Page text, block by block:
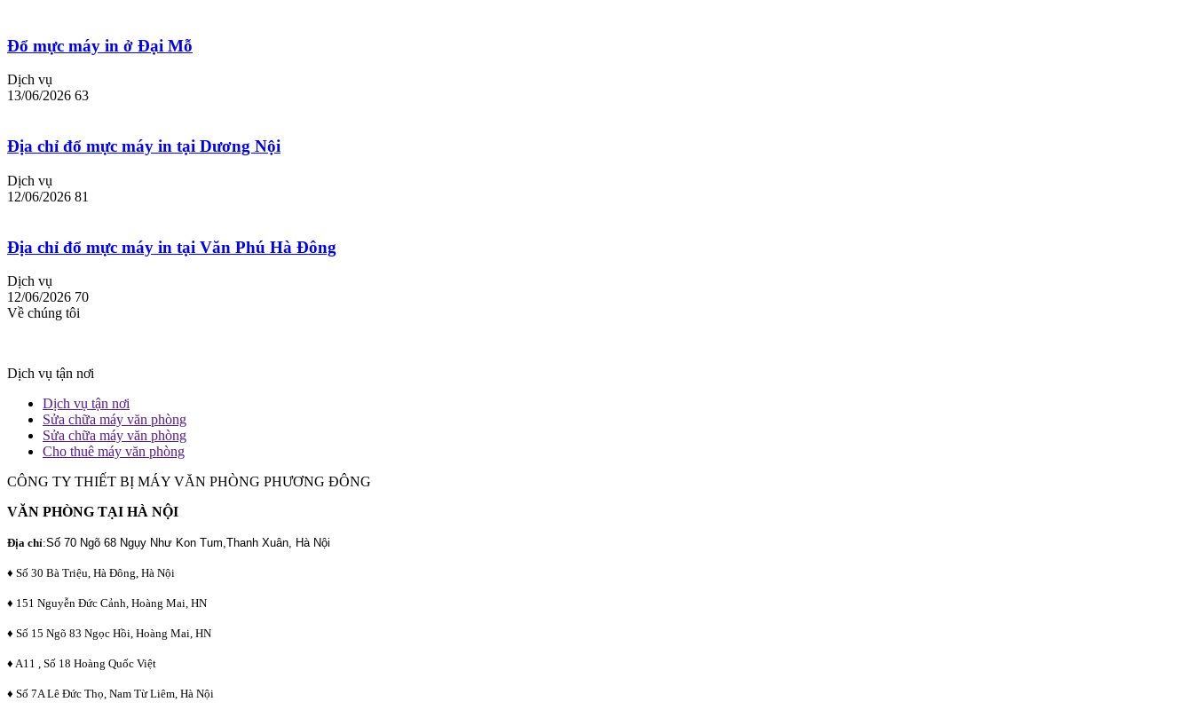
Đổ mực máy in ở Đại Mỗ
Dịch vụ
13/06/2026 63
Địa chỉ đổ mực máy in tại Dương Nội
Dịch vụ
12/06/2026 81
Địa chỉ đổ mực máy in tại Văn Phú Hà Đông
Dịch vụ
12/06/2026 70
Về chúng tôi
Dịch vụ tận nơi
Dịch vụ tận nơi
Sửa chữa máy văn phòng
Sửa chữa máy văn phòng
Cho thuê máy văn phòng
CÔNG TY THIẾT BỊ MÁY VĂN PHÒNG PHƯƠNG ĐÔNG
VĂN PHÒNG TẠI HÀ NỘI
Địa chỉ:Số 70 Ngõ 68 Ngụy Như Kon Tum,Thanh Xuân, Hà Nội
♦ Số 30 Bà Triệu, Hà Đông, Hà Nội
♦ 151 Nguyễn Đức Cảnh, Hoàng Mai, HN
♦ Số 15 Ngõ 83 Ngọc Hồi, Hoàng Mai, HN
♦ A11 , Số 18 Hoàng Quốc Việt
♦ Số 7A Lê Đức Thọ, Nam Từ Liêm, Hà Nội